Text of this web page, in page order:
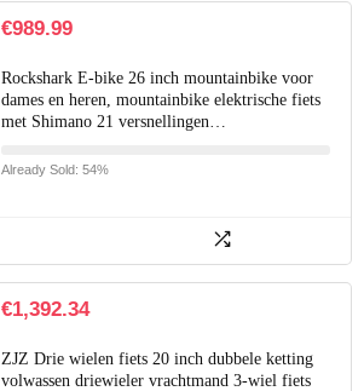
€989.99
Rockshark E-bike 26 inch mountainbike voor
dames en heren, mountainbike elektrische fiets
met Shimano 21 versnellingen…
Already Sold: 54%
€1,392.34
ZJZ Drie wielen fiets 20 inch dubbele ketting
volwassen driewieler vrachtmand 3-wiel fiets